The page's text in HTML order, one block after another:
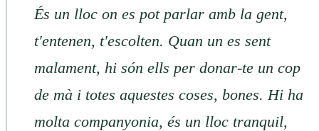
És un lloc on es pot parlar amb la gent,
t'entenen, t'escolten. Quan un es sent
malament, hi són ells per donar-te un cop
de mà i totes aquestes coses, bones. Hi ha
molta companyonia, és un lloc tranquil,